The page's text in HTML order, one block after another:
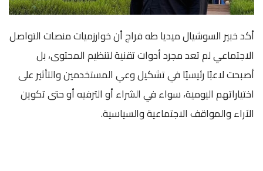
أكد خبير السوشيال ميديا طه فراج أن خوارزميات منصات التواصل
الاجتماعي لم تعد مجرد أدوات تقنية لتنظيم المحتوى، بل
أصبحت لاعبًا رئيسيًا في تشكيل وعي المستخدمين والتأثير على
اختياراتهم اليومية، سواء في الشراء أو الترفيه أو حتى تكوين
الآراء والمواقف الاجتماعية والسياسية.